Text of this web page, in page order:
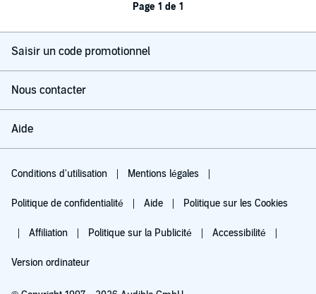
Page 1 de 1
Saisir un code promotionnel
Nous contacter
Aide
Conditions d'utilisation Mentions légales
Politique de confidentialité Aide Politique sur les Cookies
Affiliation Politique sur la Publicité Accessibilité
Version ordinateur